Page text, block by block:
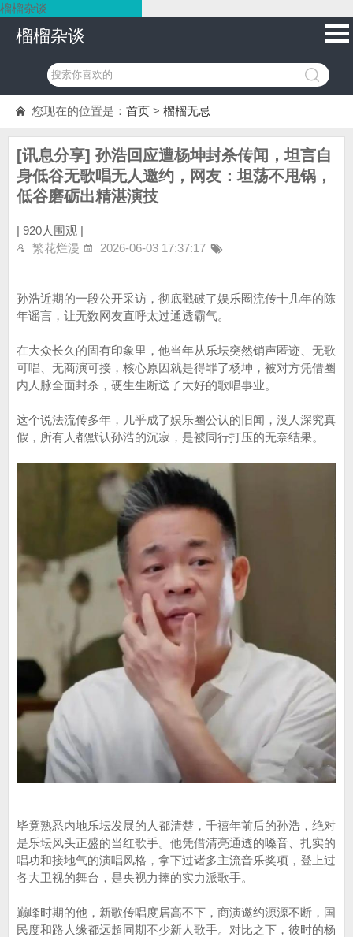
榴榴杂谈
榴榴杂谈
您现在的位置是： 首页 > 榴榴无忌
[讯息分享] 孙浩回应遭杨坤封杀传闻，坦言自
身低谷无歌唱无人邀约，网友：坦荡不甩锅，
低谷磨砺出精湛演技
| 920人围观 |
繁花烂漫
2026-06-03 17:37:17
孙浩近期的一段公开采访，彻底戳破了娱乐圈流传十几年的陈
年谣言，让无数网友直呼太过通透霸气。
在大众长久的固有印象里，他当年从乐坛突然销声匿迹、无歌
可唱、无商演可接，核心原因就是得罪了杨坤，被对方凭借圈
内人脉全面封杀，硬生生断送了大好的歌唱事业。
这个说法流传多年，几乎成了娱乐圈公认的旧闻，没人深究真
假，所有人都默认孙浩的沉寂，是被同行打压的无奈结果。
毕竟熟悉内地乐坛发展的人都清楚，千禧年前后的孙浩，绝对
是乐坛风头正盛的当红歌手。他凭借清亮通透的嗓音、扎实的
唱功和接地气的演唱风格，拿下过诸多主流音乐奖项，登上过
各大卫视的舞台，是央视力捧的实力派歌手。
巅峰时期的他，新歌传唱度居高不下，商演邀约源源不断，国
民度和路人缘都远超同期不少新人歌手。对比之下，彼时的杨